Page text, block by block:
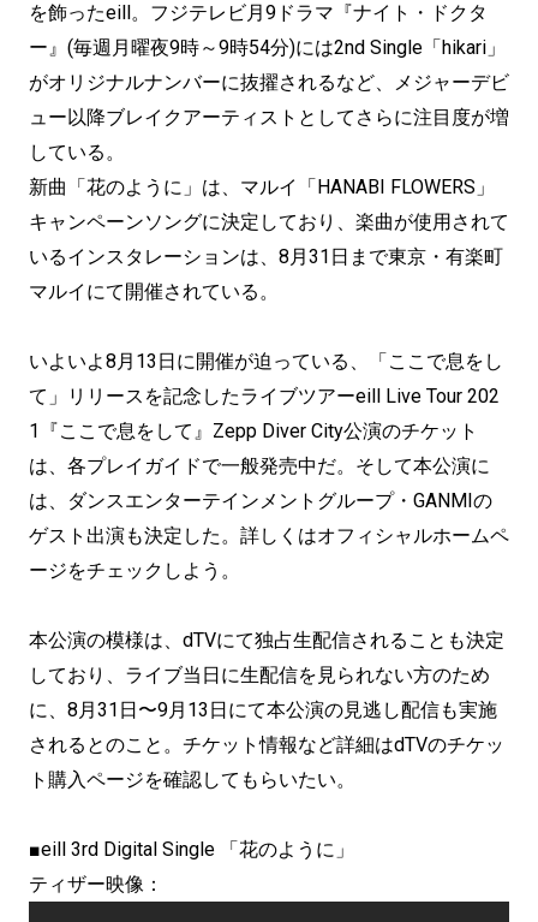
を飾ったeill。フジテレビ月9ドラマ『ナイト・ドクタ
ー』(毎週月曜夜9時～9時54分)には2nd Single「hikari」
がオリジナルナンバーに抜擢されるなど、メジャーデビ
ュー以降ブレイクアーティストとしてさらに注目度が増
している。
新曲「花のように」は、マルイ「HANABI FLOWERS」
キャンペーンソングに決定しており、楽曲が使用されて
いるインスタレーションは、8月31日まで東京・有楽町
マルイにて開催されている。
いよいよ8月13日に開催が迫っている、「ここで息をし
て」リリースを記念したライブツアーeill Live Tour 202
1『ここで息をして』Zepp Diver City公演のチケット
は、各プレイガイドで一般発売中だ。そして本公演に
は、ダンスエンターテインメントグループ・GANMIの
ゲスト出演も決定した。詳しくはオフィシャルホームペ
ージをチェックしよう。
本公演の模様は、dTVにて独占生配信されることも決定
しており、ライブ当日に生配信を見られない方のため
に、8月31日〜9月13日にて本公演の見逃し配信も実施
されるとのこと。チケット情報など詳細はdTVのチケッ
ト購入ページを確認してもらいたい。
■eill 3rd Digital Single 「花のように」
ティザー映像：